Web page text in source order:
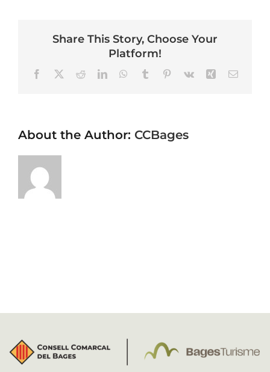
Share This Story, Choose Your
Platform!
FacebookRedditLinkedInWhatsApp
TumblrPinterest
Vk XingEmail
About the Author: CCBages